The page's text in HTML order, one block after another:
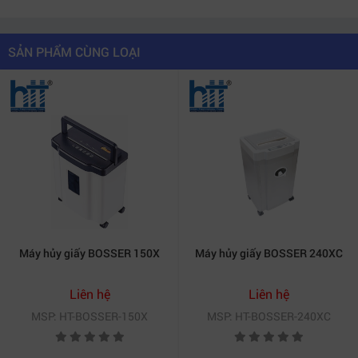
SẢN PHẨM CÙNG LOẠI
Máy hủy giấy BOSSER 150X
Liên hệ
MSP: HT-BOSSER-150X
Máy hủy giấy BOSSER 240XC
Liên hệ
MSP: HT-BOSSER-240XC